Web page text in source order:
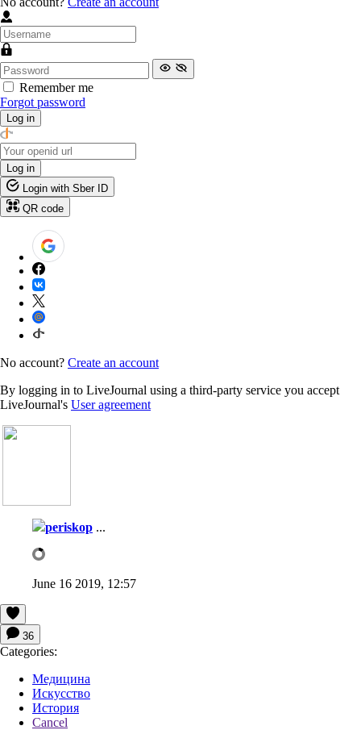
Remember me
Forgot password
Log in
Log in
Login with Sber ID
QR code
No account? Create an account
By logging in to LiveJournal using a third-party service you accept
LiveJournal's User agreement
periskop ...
June 16 2019, 12:57
36
Categories:
Медицина
Искусство
История
Cancel